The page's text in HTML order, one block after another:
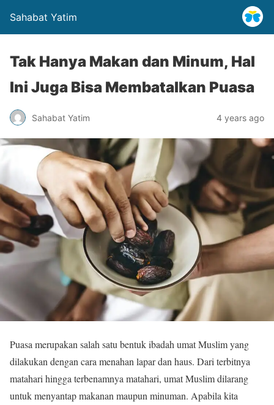
Sahabat Yatim
Tak Hanya Makan dan Minum, Hal
Ini Juga Bisa Membatalkan Puasa
Sahabat Yatim 4 years ago
Puasa merupakan salah satu bentuk ibadah umat Muslim yang
dilakukan dengan cara menahan lapar dan haus. Dari terbitnya
matahari hingga terbenamnya matahari, umat Muslim dilarang
untuk menyantap makanan maupun minuman. Apabila kita